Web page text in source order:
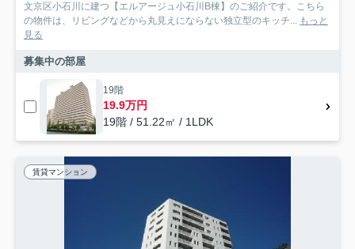
文京区小石川に建つ【エルアージュ小石川B棟】のご紹介です。こちら
の物件は、リビングなどから丸見えにならない独立型のキッチ... もっと
見る
募集中の部屋
19階
19.9万円
19階 / 51.22㎡ / 1LDK
賃貸マンション